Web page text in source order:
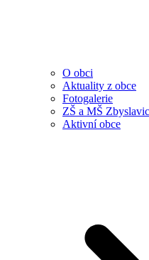
O obci
Aktuality z obce
Fotogalerie
ZŠ a MŠ
Aktivní obce